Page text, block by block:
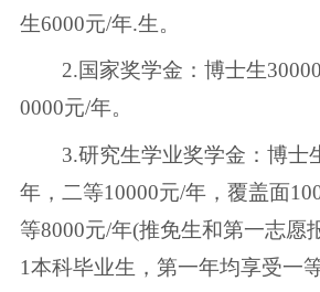
生6000元/年.生。
2.国家奖学金：博士生30000
0000元/年。
3.研究生学业奖学金：博士
年，二等10000元/年，覆盖面
等8000元/年(推免生和第一志愿
1本科毕业生，第一年均享受一